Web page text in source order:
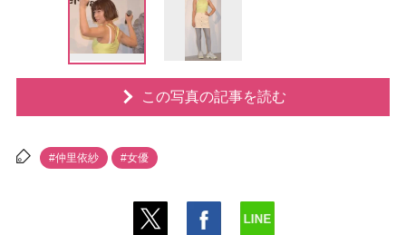
この写真の記事を読む
#仲里依紗 #女優